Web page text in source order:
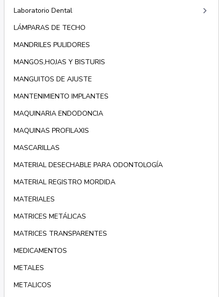
Laboratorio Dental keyboard_arrow_right
LÁMPARAS DE TECHO
MANDRILES PULIDORES
MANGOS,HOJAS Y BISTURIS
MANGUITOS DE AJUSTE
MANTENIMIENTO IMPLANTES
MAQUINARIA ENDODONCIA
MAQUINAS PROFILAXIS
MASCARILLAS
MATERIAL DESECHABLE PARA ODONTOLOGÍA
MATERIAL REGISTRO MORDIDA
MATERIALES
MATRICES METÁLICAS
MATRICES TRANSPARENTES
MEDICAMENTOS
METALES
METALICOS